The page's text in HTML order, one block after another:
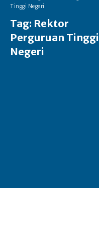
Tinggi Negeri
Tag: Rektor
Perguruan Tinggi
Negeri